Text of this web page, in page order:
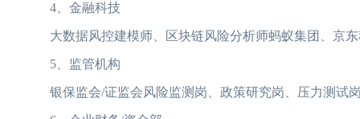
4、金融科技
大数据风控建模师、区块链风险分析师蚂蚁集团、京东
5、监管机构
银保监会/证监会风险监测岗、政策研究岗、压力测试